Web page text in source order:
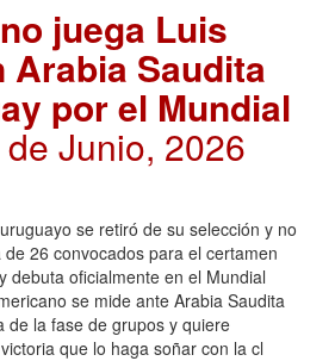
juega Luis
Arabia Saudita
por el Mundial
de Junio, 2026
se retiró de su selección y no
26 convocados para el certamen
debuta oficialmente en el Mundial
se mide ante Arabia Saudita
de la fase de grupos y quiere
que lo haga soñar con la cl